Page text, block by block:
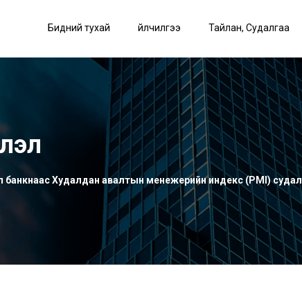
Бидний тухай Үйлчилгээ Тайлан, Судалгаа
банкнаас Худалдан авалтын менежерийн индекс (PMI)